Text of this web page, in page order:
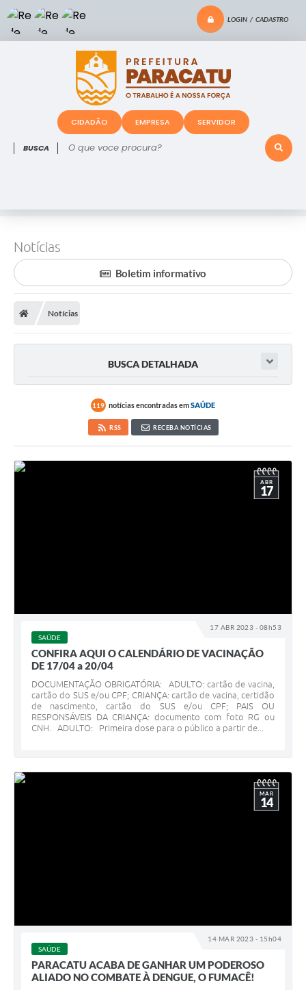
LOGIN / CADASTRO
O que voce procura?
CIDADÃO EMPRESA SERVIDOR
Notícias
Boletim informativo
Notícias
BUSCA DETALHADA
119 notícias encontradas emSAÚDE
RSS RECEBA NOTÍCIAS
17 ABR 2023 - 08h53
ABR
17
SAÚDE
CONFIRA AQUI O CALENDÁRIO DE VACINAÇÃO
DE 17/04 a 20/04
DOCUMENTAÇÃO OBRIGATÓRIA: ADULTO: cartão de vacina,
cartão do SUS e/ou CPF; CRIANÇA: cartão de vacina, certidão
de nascimento, cartão do SUS e/ou CPF; PAIS OU
RESPONSÁVEIS DA CRIANÇA: documento com foto RG ou
CNH. ADULTO: Primeira dose para o público a partir de...
14 MAR 2023 - 15h04
MAR
14
SAÚDE
PARACATU ACABA DE GANHAR UM PODEROSO
ALIADO NO COMBATE À DENGUE, O FUMACÊ!